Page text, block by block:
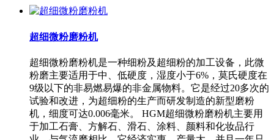
超细微粉磨粉机
超细微粉磨粉机是一种细粉及超细粉的加工设备，此微
粉磨主要适用于中、低硬度，湿度小于6%，莫氏硬度在
9级以下的非易燃易爆的非金属物料。它是经过20多次的
试验和改进，为超细粉的生产而研发制造的新型磨粉
机，细度可达0.006毫米。 HGM超细微粉磨粉机主要用
于加工石膏、方解石、滑石、涂料、颜料和化妆品行